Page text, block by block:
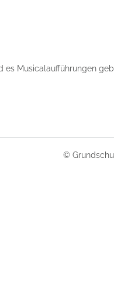
es Musicalaufführungen
©